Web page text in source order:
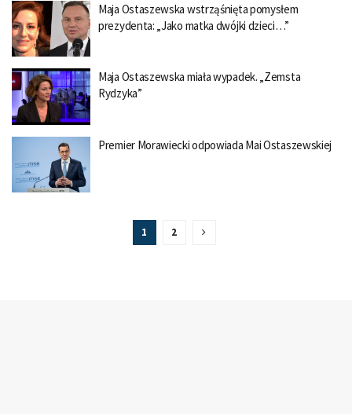
Maja Ostaszewska wstrząśnięta pomysłem
prezydenta: „Jako matka dwójki dzieci…”
Maja Ostaszewska miała wypadek. „Zemsta
Rydzyka”
Premier Morawiecki odpowiada Mai Ostaszewskiej
1 2